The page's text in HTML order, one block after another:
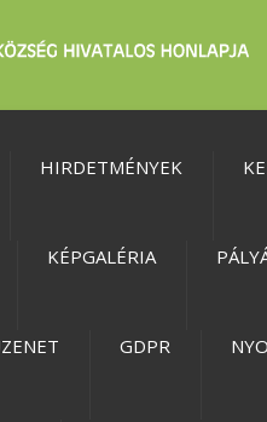
HIRDETMÉNYEK
KÉPGALÉRIA
GDPR